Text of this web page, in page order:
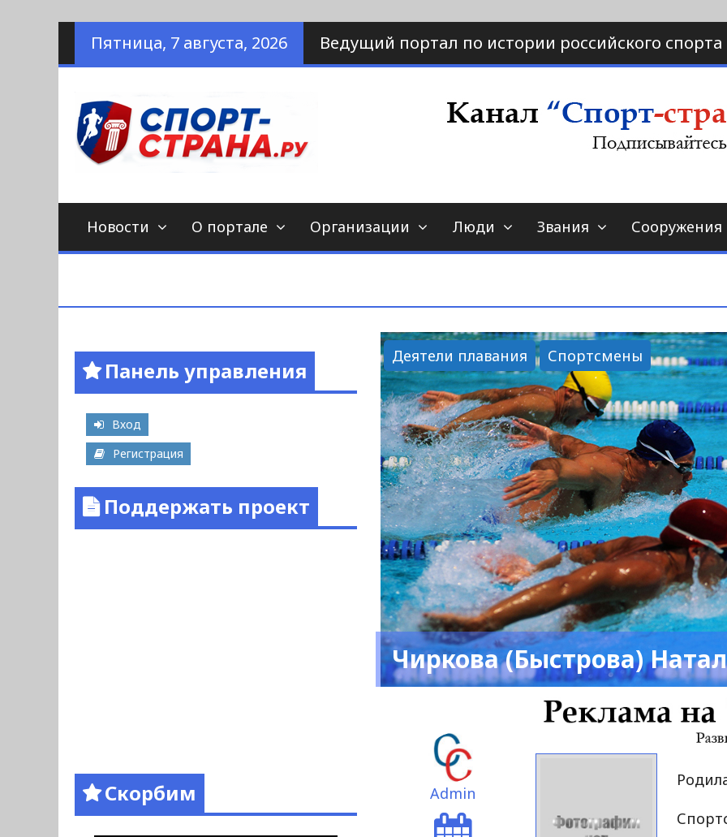
НаверхПятница, 7 августа, 2026 Ведущий портал по истории российского спорта
Спорт-страна.ру
портал по истории спорта
Новости О портале Организации Люди Звания Сооружения
Деятели плавания Спортсмены
Чиркова (Быстрова)
Admin
Панель управления
Вход
Регистрация
Поддержать проект
Скорбим